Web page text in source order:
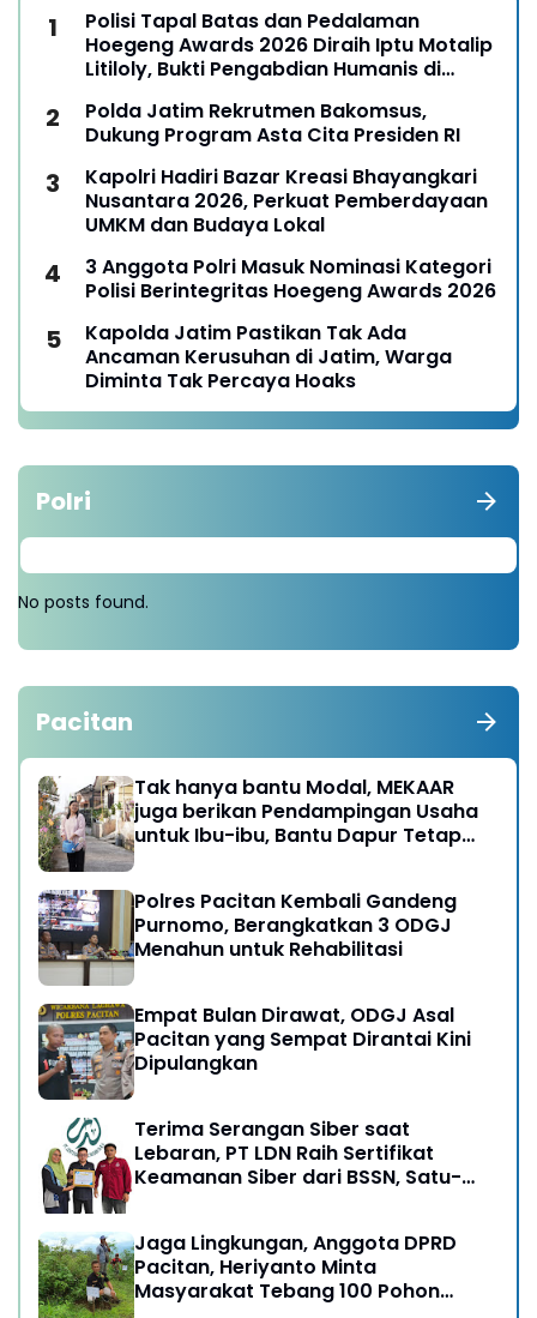
Polisi Tapal Batas dan Pedalaman
Hoegeng Awards 2026 Diraih Iptu Motalip
Litiloly, Bukti Pengabdian Humanis di
Polda Jatim Rekrutmen Bakomsus,
Dukung Program Asta Cita Presiden RI
Kapolri Hadiri Bazar Kreasi Bhayangkari
Nusantara 2026, Perkuat Pemberdayaan
UMKM dan Budaya Lokal
3 Anggota Polri Masuk Nominasi Kategori
Polisi Berintegritas Hoegeng Awards 2026
Kapolda Jatim Pastikan Tak Ada
Ancaman Kerusuhan di Jatim, Warga
Diminta Tak Percaya Hoaks
Polri
No posts found.
Pacitan
Tak hanya bantu Modal, MEKAAR
juga berikan Pendampingan Usaha
untuk Ibu-ibu, Bantu Dapur Tetap
Polres Pacitan Kembali Gandeng
Purnomo, Berangkatkan 3 ODGJ
Menahun untuk Rehabilitasi
Empat Bulan Dirawat, ODGJ Asal
Pacitan yang Sempat Dirantai Kini
Dipulangkan
Terima Serangan Siber saat
Lebaran, PT LDN Raih Sertifikat
Keamanan Siber dari BSSN, Satu-
Jaga Lingkungan, Anggota DPRD
Pacitan, Heriyanto Minta
Masyarakat Tebang 100 Pohon